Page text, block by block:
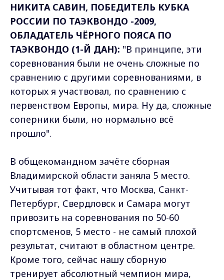
НИКИТА САВИН, ПОБЕДИТЕЛЬ КУБКА
РОССИИ ПО ТАЭКВОНДО -2009,
ОБЛАДАТЕЛЬ ЧЁРНОГО ПОЯСА ПО
ТАЭКВОНДО (1-Й ДАН): "В принципе, эти
соревнования были не очень сложные по
сравнению с другими соревнованиями, в
которых я участвовал, по сравнению с
первенством Европы, мира. Ну да, сложные
соперники были, но нормально всё
прошло".
В общекомандном зачёте сборная
Владимирской области заняла 5 место.
Учитывая тот факт, что Москва, Санкт-
Петербург, Свердловск и Самара могут
привозить на соревнования по 50-60
спортсменов, 5 место - не самый плохой
результат, считают в областном центре.
Кроме того, сейчас нашу сборную
тренирует абсолютный чемпион мира,